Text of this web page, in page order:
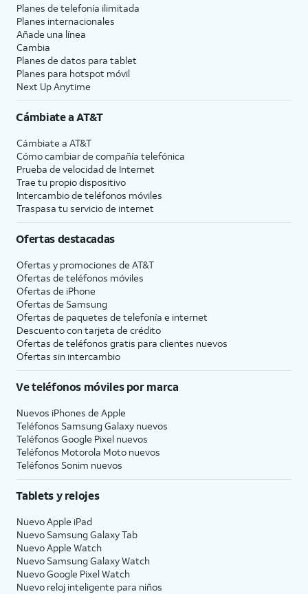
Planes de telefonía ilimitada
Planes internacionales
Añade una línea
Cambia
Planes de datos para tablet
Planes para hotspot móvil
Next Up Anytime
Cámbiate aAT&T
Cámbiate a AT&T
Cómo cambiar de compañía telefónica
Prueba de velocidad de Internet
Trae tu propio dispositivo
Intercambio de teléfonos móviles
Traspasa tu servicio de internet
Ofertas destacadas
Ofertas y promociones de AT&T
Ofertas de teléfonos móviles
Ofertas de iPhone
Ofertas de Samsung
Ofertas de paquetes de telefonía e internet
Descuento con tarjeta de crédito
Ofertas de teléfonos gratis para clientes nuevos
Ofertas sin intercambio
Ve teléfonos móviles por marca
Nuevos iPhones de Apple
Teléfonos Samsung Galaxy nuevos
Teléfonos Google Pixel nuevos
Teléfonos Motorola Moto nuevos
Teléfonos Sonim nuevos
Tablets y relojes
Nuevo Apple iPad
Nuevo Samsung Galaxy Tab
Nuevo Apple Watch
Nuevo Samsung Galaxy Watch
Nuevo Google Pixel Watch
Nuevo reloj inteligente para niños